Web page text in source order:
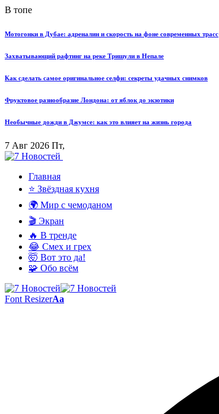
В топе
Мотогонки в Дубае: адреналин и скорость на фоне современных трасс
Захватывающий рафтинг на реке Тришули в Непале
Как сделать самое оригинальное селфи: секреты удачных снимков
Фруктовое разнообразие Лондона: от яблок до экзотики
Необычные дожди в Джумсе: как это влияет на жизнь города
7 Авг 2026 Пт,
Главная
⭐ Звёздная кухня
🌍 Мир с чемоданом
🎬 Экран
🔥 В тренде
😂 Смех и грех
🤯 Вот это да!
🧩 Обо всём
Font ResizerAa